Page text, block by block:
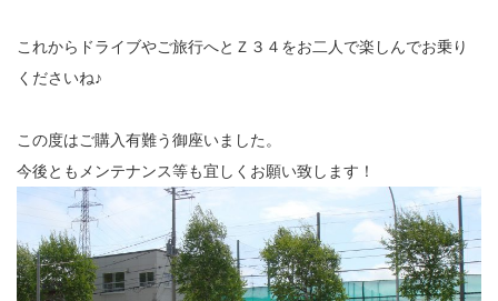
これからドライブやご旅行へとＺ３４をお二人で楽しんでお乗り
くださいね♪
この度はご購入有難う御座いました。
今後ともメンテナンス等も宜しくお願い致します！